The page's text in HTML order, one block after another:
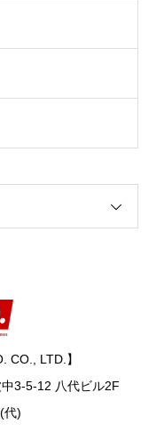
CO., LTD.】
3-5-12 八代ビル2F
代)